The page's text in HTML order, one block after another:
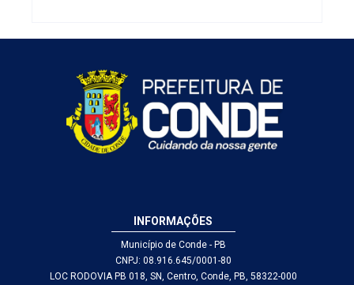
INFORMAÇÕES
Município de Conde - PB
CNPJ: 08.916.645/0001-80
LOC RODOVIA PB 018, SN, Centro, Conde, PB, 58322-000